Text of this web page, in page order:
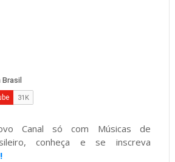
Canal só com Músicas de
conheça e se inscreva